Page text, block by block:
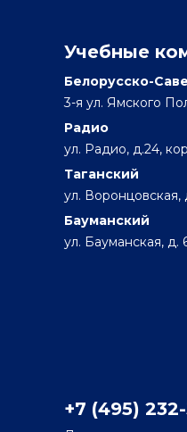
Учебные
Белорусско-
3-я ул. Ямского
Радио
ул. Радио, д.24,
Таганский
ул. Воронцовская,
Бауманский
ул. Бауманская, д.
+7 (495)